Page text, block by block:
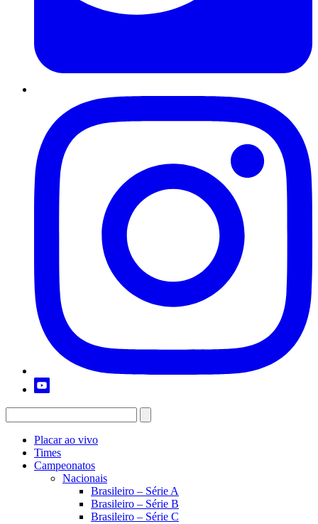
Placar ao vivo
Times
Campeonatos
Nacionais
Brasileiro – Série A
Brasileiro – Série B
Brasileiro – Série C